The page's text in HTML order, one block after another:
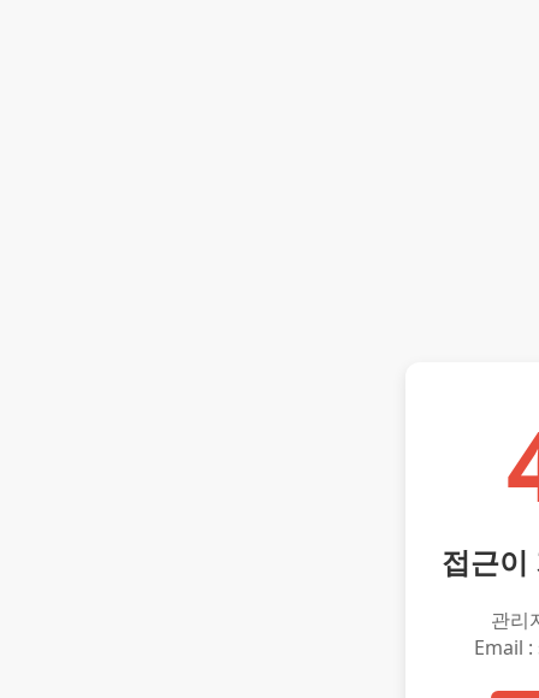
접근이
관리
Email